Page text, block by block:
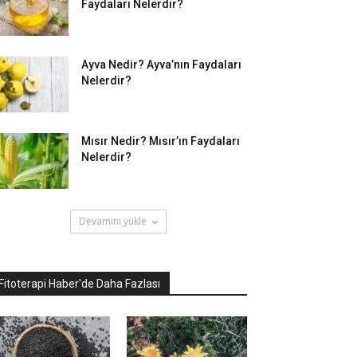
Faydaları Nelerdir?
Ayva Nedir? Ayva’nın Faydaları
Nelerdir?
Mısır Nedir? Mısır’ın Faydaları
Nelerdir?
Devamını yükle
Haber'de Daha Fazlası